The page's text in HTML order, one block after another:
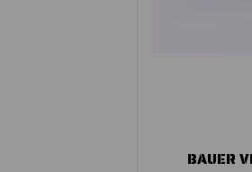
BAUER